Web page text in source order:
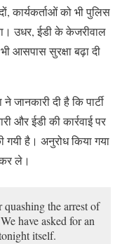
कार्यकर्ताओं को भी पुलिस
उधर, ईडी के केजरीवाल
आसपास सुरक्षा बढ़ा दी
जानकारी दी है कि पार्टी
और ईडी की कार्रवाई पर
है। अनुरोध किया गया
ले।
quashing the arrest of
have asked for an
itself.